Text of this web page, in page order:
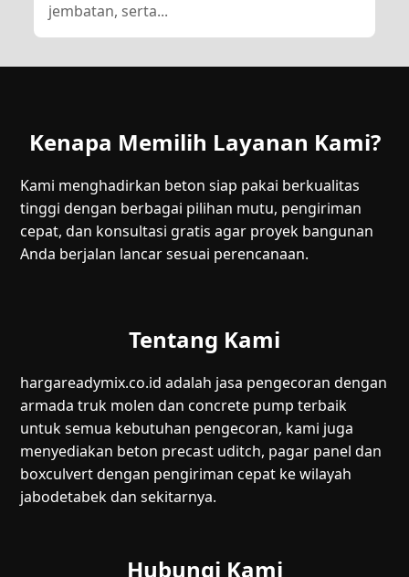
jembatan, serta...
Kenapa Memilih Layanan Kami?
Kami menghadirkan beton siap pakai berkualitas
tinggi dengan berbagai pilihan mutu, pengiriman
cepat, dan konsultasi gratis agar proyek bangunan
Anda berjalan lancar sesuai perencanaan.
Tentang Kami
hargareadymix.co.id adalah jasa pengecoran dengan
armada truk molen dan concrete pump terbaik
untuk semua kebutuhan pengecoran, kami juga
menyediakan beton precast uditch, pagar panel dan
boxculvert dengan pengiriman cepat ke wilayah
jabodetabek dan sekitarnya.
Hubungi Kami